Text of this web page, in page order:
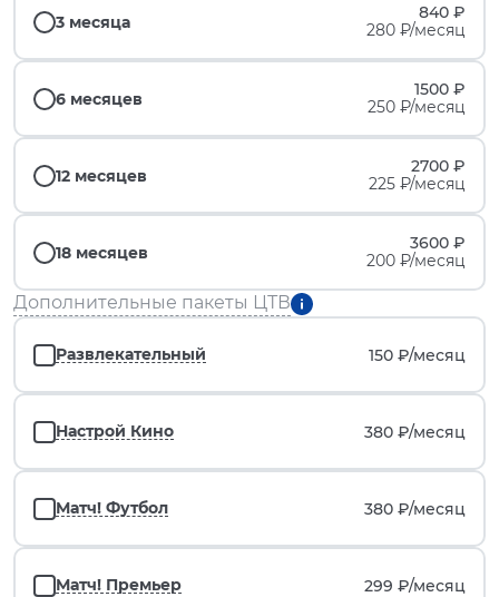
3 месяца
840 ₽
280 ₽/месяц
6 месяцев
1500 ₽
250 ₽/месяц
12 месяцев
2700 ₽
225 ₽/месяц
18 месяцев
3600 ₽
200 ₽/месяц
Дополнительные пакеты ЦТВ
Развлекательный 150 ₽/месяц
Настрой Кино 380 ₽/месяц
Матч! Футбол 380 ₽/месяц
Матч! Премьер 299 ₽/месяц